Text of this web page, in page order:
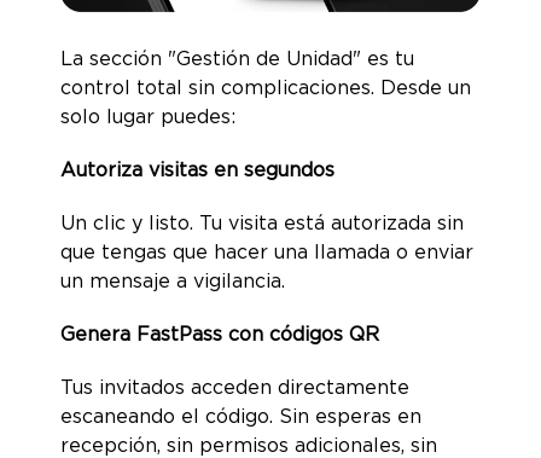
La sección "Gestión de Unidad" es tu
control total sin complicaciones. Desde un
solo lugar puedes:
Autoriza visitas en segundos
Un clic y listo. Tu visita está autorizada sin
que tengas que hacer una llamada o enviar
un mensaje a vigilancia.
Genera FastPass con códigos QR
Tus invitados acceden directamente
escaneando el código. Sin esperas en
recepción, sin permisos adicionales, sin